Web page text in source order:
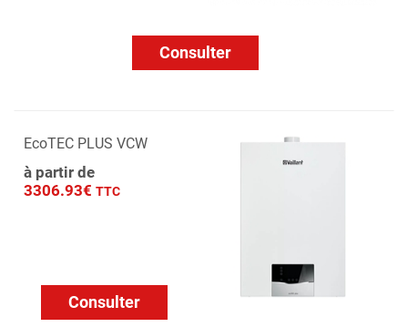
Consulter
EcoTEC PLUS VCW
à partir de
3306.93€ TTC
Consulter